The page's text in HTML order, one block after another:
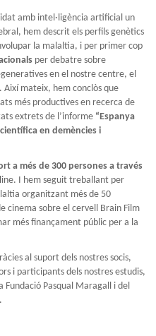
amb intel·ligència artificial un
hem descrit els perfils genètics
la malaltia, i per primer cop
per debatre sobre
en el nostre centre, el
Així mateix, hem conclòs que
més productives en recerca de
extrets de l’informe “Espanya
en demències i
a més de 300 persones a través
I hem seguit treballant per
organitzant més de 50
cinema sobre el cervell Brain Film
més finançament públic per a la
al suport dels nostres socis,
i participants dels nostres estudis,
Fundació Pasqual Maragall i del